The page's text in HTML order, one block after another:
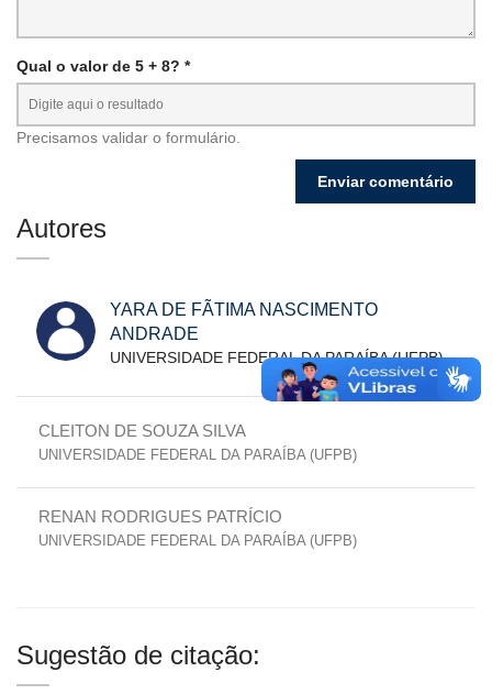
Qual o valor de 5 + 8? *
Precisamos validar o formulário.
Autores
YARA DE FÃTIMA NASCIMENTO
ANDRADE
UNIVERSIDADE FEDERAL DA PARAÍBA (UFPB)
CLEITON DE SOUZA SILVA
UNIVERSIDADE FEDERAL DA PARAÍBA (UFPB)
RENAN RODRIGUES PATRÍCIO
UNIVERSIDADE FEDERAL DA PARAÍBA (UFPB)
Sugestão de citação: